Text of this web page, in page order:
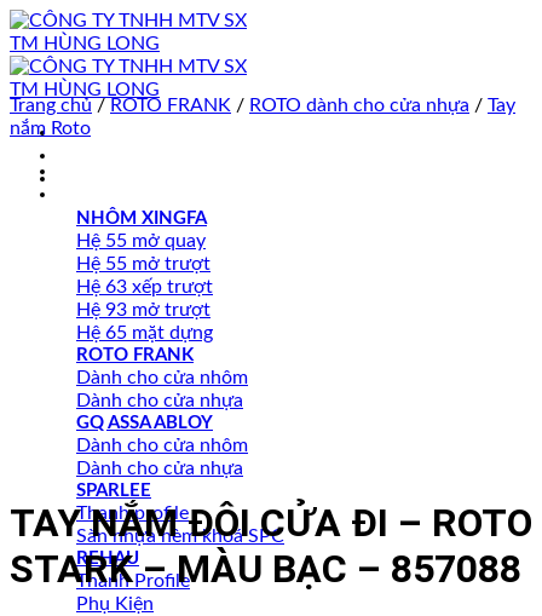
Skip
to
content
Trang chủ
NHÔM XINGFA
Hệ 55 mở quay
Hệ 55 mở trượt
Hệ 63 xếp trượt
Hệ 93 mở trượt
Hệ 65 mặt dựng
ROTO FRANK
Dành cho cửa nhôm
Dành cho cửa nhựa
GQ ASSA ABLOY
Dành cho cửa nhôm
Dành cho cửa nhựa
SPARLEE
Thanh profile
Sàn nhựa hèm khoá SPC
REHAU
Thanh Profile
Phụ Kiện
Trang chủ / ROTO FRANK / ROTO dành cho cửa nhựa / Tay
nắm Roto
TAY NẮM ĐÔI CỬA ĐI – ROTO
STARK – MÀU BẠC – 857088